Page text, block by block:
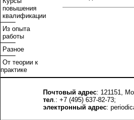
повышения
квалификации
Из опыта
работы
Разное
От теории к
практике
Почтовый адрес: 121151,
тел.: +7 (495) 637-82-73;
электронный адрес: